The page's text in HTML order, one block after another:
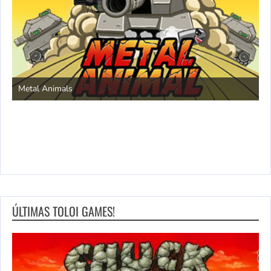
Metal Animals
ÚLTIMAS TOLOI GAMES!